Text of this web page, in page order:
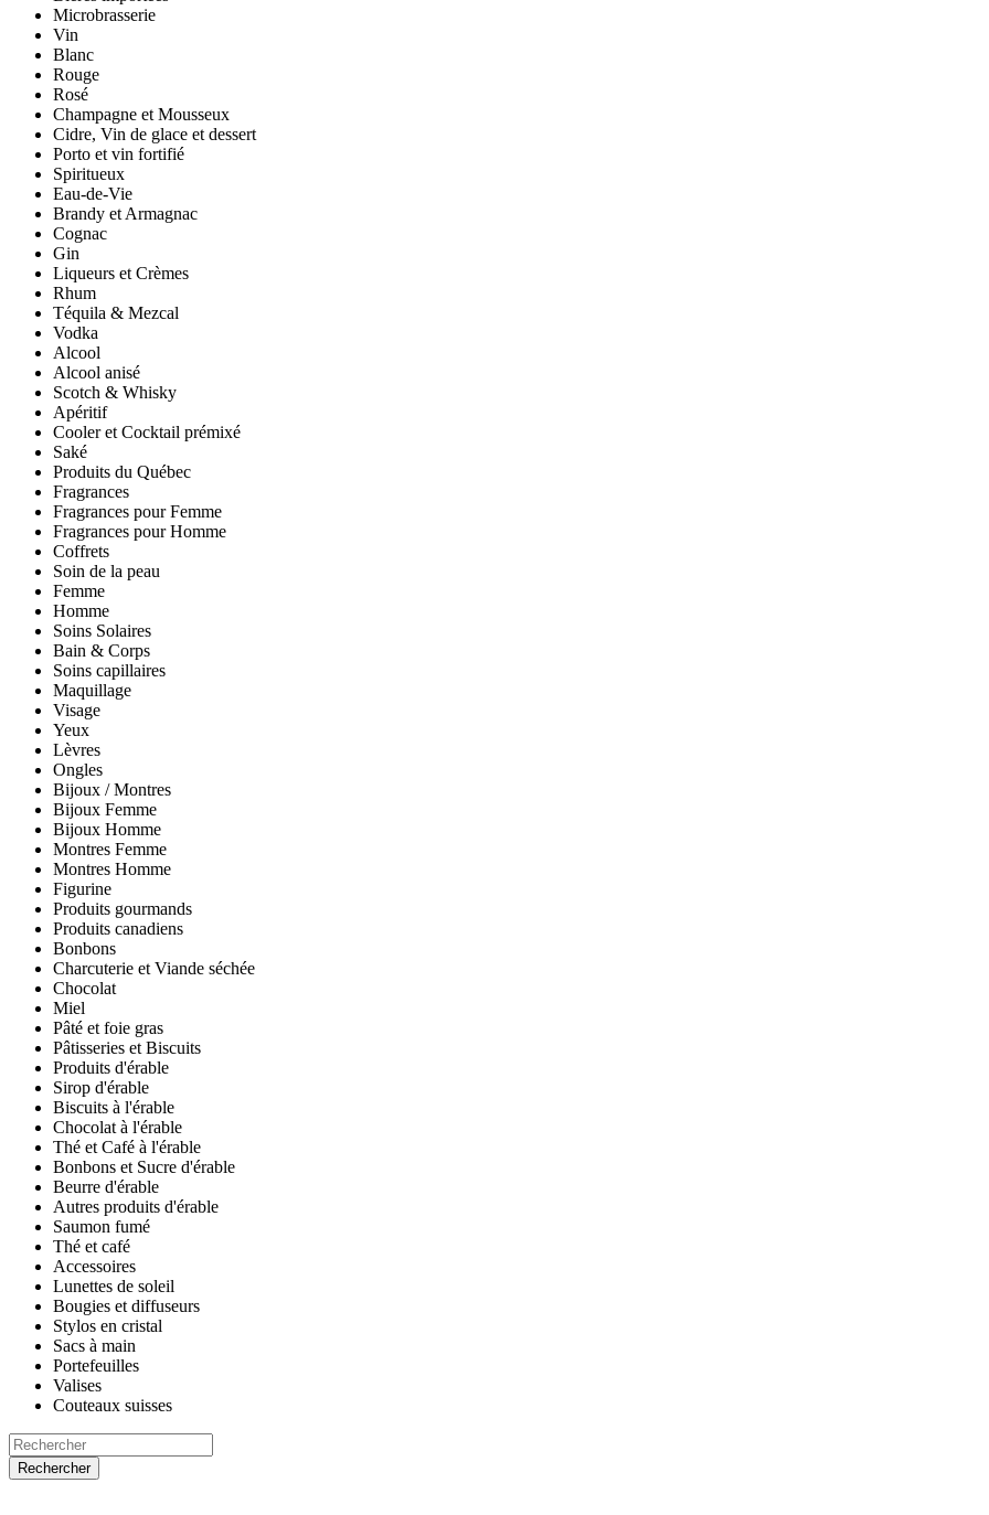
Microbrasserie
Vin
Blanc
Rouge
Rosé
Champagne et Mousseux
Cidre, Vin de glace et dessert
Porto et vin fortifié
Spiritueux
Eau-de-Vie
Brandy et Armagnac
Cognac
Gin
Liqueurs et Crèmes
Rhum
Téquila & Mezcal
Vodka
Alcool
Alcool anisé
Scotch & Whisky
Apéritif
Cooler et Cocktail prémixé
Saké
Produits du Québec
Fragrances
Fragrances pour Femme
Fragrances pour Homme
Coffrets
Soin de la peau
Femme
Homme
Soins Solaires
Bain & Corps
Soins capillaires
Maquillage
Visage
Yeux
Lèvres
Ongles
Bijoux / Montres
Bijoux Femme
Bijoux Homme
Montres Femme
Montres Homme
Figurine
Produits gourmands
Produits canadiens
Bonbons
Charcuterie et Viande séchée
Chocolat
Miel
Pâté et foie gras
Pâtisseries et Biscuits
Produits d'érable
Sirop d'érable
Biscuits à l'érable
Chocolat à l'érable
Thé et Café à l'érable
Bonbons et Sucre d'érable
Beurre d'érable
Autres produits d'érable
Saumon fumé
Thé et café
Accessoires
Lunettes de soleil
Bougies et diffuseurs
Stylos en cristal
Sacs à main
Portefeuilles
Valises
Couteaux suisses
Rechercher